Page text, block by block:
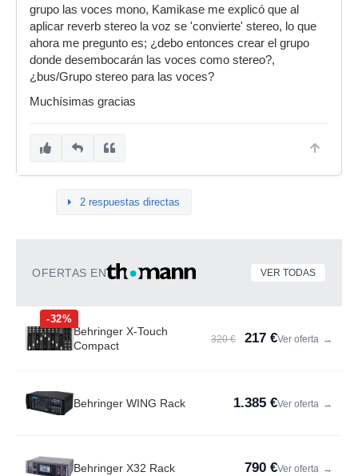
grupo las voces mono, Kamikase me explicó que al
aplicar reverb stereo la voz se 'convierte' stereo, lo que
ahora me pregunto es; ¿debo entonces crear el grupo
donde desembocarán las voces como stereo?,
¿bus/Grupo stereo para las voces?
Muchísimas gracias
2 respuestas directas
OFERTAS EN VER TODAS
-32%
Behringer X-Touch
Compact
320 € 217 €Ver oferta →
Behringer WING Rack 1.385 €Ver oferta →
Behringer X32 Rack 790 €Ver oferta →